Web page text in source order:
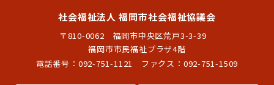
社会福祉法人 福岡市社会福祉協議会
〒810-0062 福岡市中央区荒戸3-3-39
福岡市市民福祉プラザ4階
電話番号： 092-751-1121 ファクス：092-751-1509